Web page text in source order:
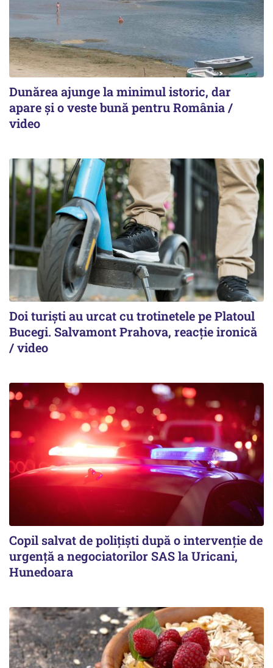
Dunărea ajunge la minimul istoric, dar
apare și o veste bună pentru România /
video
Doi turiști au urcat cu trotinetele pe Platoul
Bucegi. Salvamont Prahova, reacție ironică
/ video
Copil salvat de polițiști după o intervenție de
urgență a negociatorilor SAS la Uricani,
Hunedoara